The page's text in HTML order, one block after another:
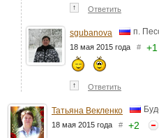
↑ Ответить
sgubanova п.
18 мая 2015 года # +1
↑ Ответить
Татьяна Векленко
18 мая 2015 года # +2